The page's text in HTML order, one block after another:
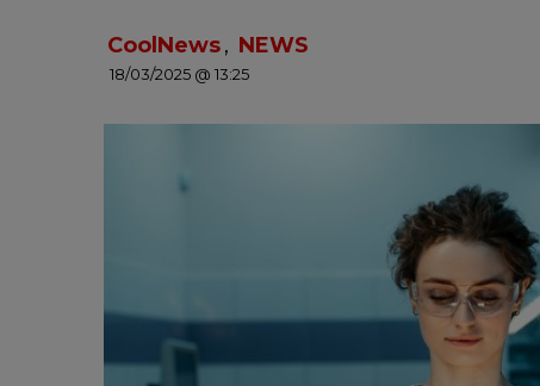
CoolNews, NEWS
18/03/2025 @ 13:25